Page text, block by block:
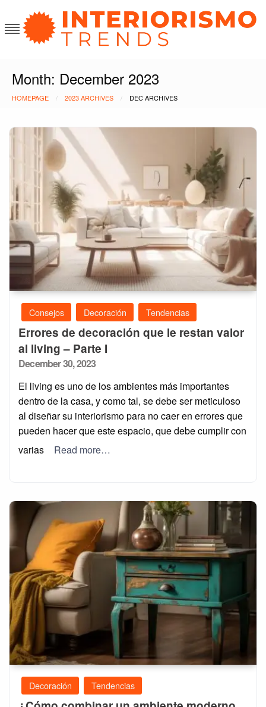
to
content
Month: December 2023
HOMEPAGE 2023 ARCHIVES DEC ARCHIVES
Consejos Decoración Tendencias
Errores de decoración que le restan valor
al living – Parte I
Posted
December 30, 2023
El living es uno de los ambientes más importantes
dentro de la casa, y como tal, se debe ser meticuloso
al diseñar su interiorismo para no caer en errores que
pueden hacer que este espacio, que debe cumplir con
varias
Read more…
Decoración Tendencias